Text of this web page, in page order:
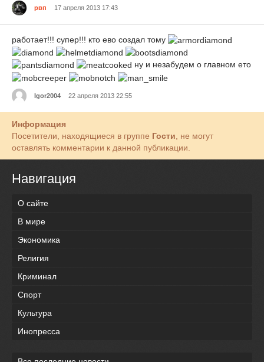
рвп 17 апреля 2013 17:43
работает!!! супер!!! кто ево создал тому
ну и незабудем о главном ето
Igor2004 22 апреля 2013 22:55
Информация
Посетители, находящиеся в группе Гости , не могут
оставлять комментарии к данной публикации.
Навигация
О сайте
В мире
Экономика
Религия
Криминал
Спорт
Культура
Инопресса